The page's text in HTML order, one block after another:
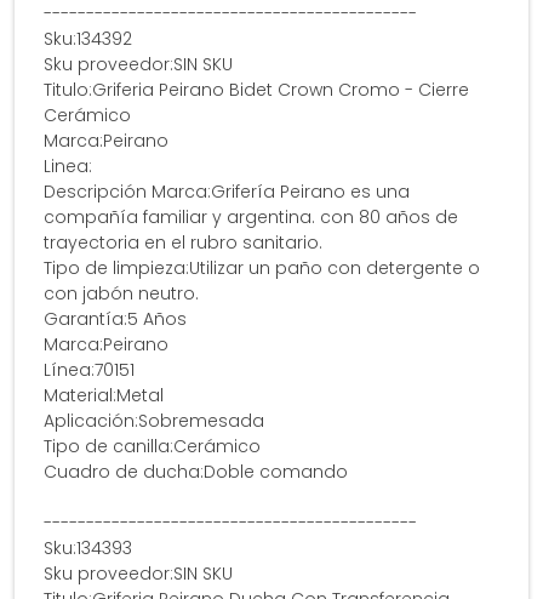
--------------------------------------------
Sku:134392
Sku proveedor:SIN SKU
Titulo:Griferia Peirano Bidet Crown Cromo - Cierre
Cerámico
Marca:Peirano
Linea:
Descripción Marca:Grifería Peirano es una
compañía familiar y argentina. con 80 años de
trayectoria en el rubro sanitario.
Tipo de limpieza:Utilizar un paño con detergente o
con jabón neutro.
Garantía:5 Años
Marca:Peirano
Línea:70151
Material:Metal
Aplicación:Sobremesada
Tipo de canilla:Cerámico
Cuadro de ducha:Doble comando
--------------------------------------------
Sku:134393
Sku proveedor:SIN SKU